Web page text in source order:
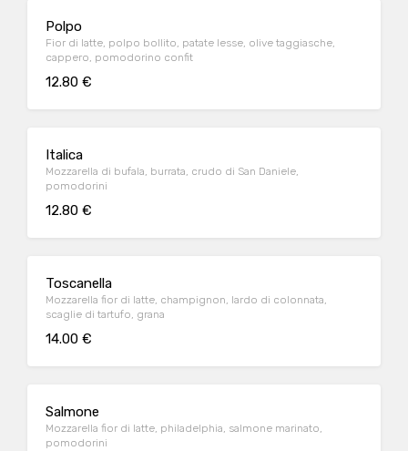
Polpo
Fior di latte, polpo bollito, patate lesse, olive taggiasche,
cappero, pomodorino confit
12.80 €
Italica
Mozzarella di bufala, burrata, crudo di San Daniele,
pomodorini
12.80 €
Toscanella
Mozzarella fior di latte, champignon, lardo di colonnata,
scaglie di tartufo, grana
14.00 €
Salmone
Mozzarella fior di latte, philadelphia, salmone marinato,
pomodorini